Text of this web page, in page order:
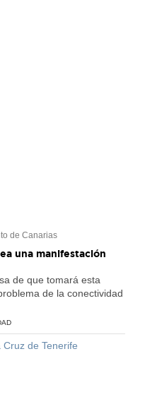
de Canarias
una manifestación
de que tomará esta
de la conectividad